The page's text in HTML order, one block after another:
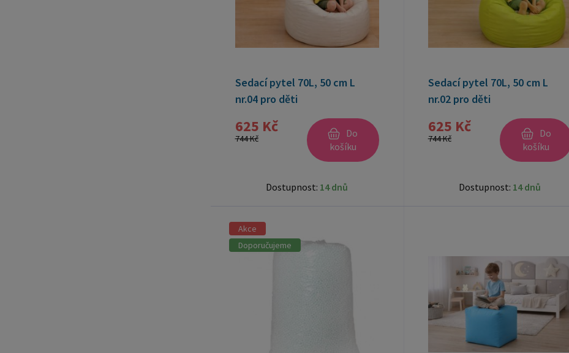
Sedací pytel 70L, 50 cm L
nr.04 pro děti
625 Kč
744 Kč
Do
košíku
Dostupnost: 14 dnů
Sedací pytel 70L, 50 cm L
nr.02 pro děti
625 Kč
744 Kč
Do
košíku
Dostupnost: 14 dnů
Akce
Doporučujeme